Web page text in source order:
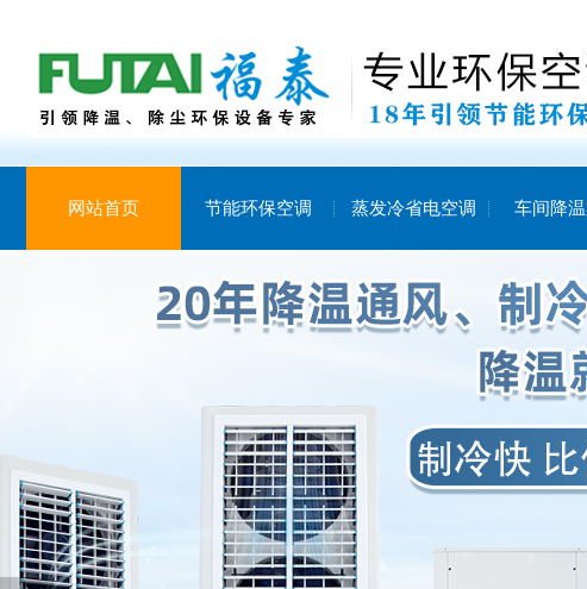
网站首页 节能环保空调 蒸发冷省电空调 车间降温